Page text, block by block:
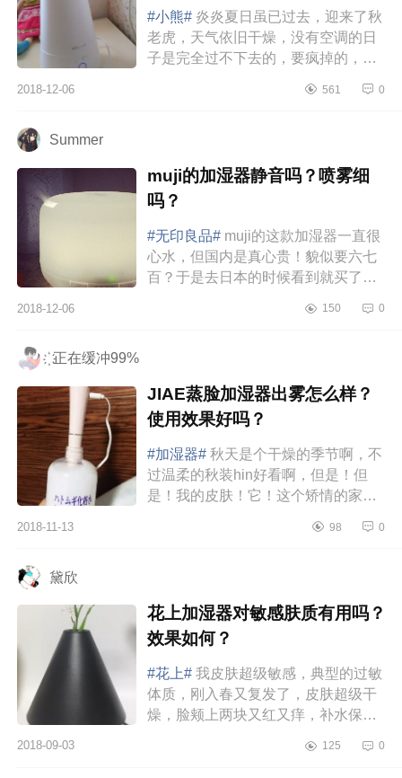
#小熊# 炎炎夏日虽已过去，迎来了秋
老虎，天气依旧干燥，没有空调的日
子是完全过不下去的，要疯掉的，唯
太干燥了，要么嗓子疼，要么鼻...
2018-12-06 561 0
Summer
muji的加湿器静音吗？喷雾细
吗？
#无印良品# muji的这款加湿器一直很
心水，但国内是真心贵！貌似要六七
百？于是去日本的时候看到就买了，
间）。使用这款东东还需要配几款
2018-12-06 150 0
҉ 正在缓冲99%
JIAE蒸脸加湿器出雾怎么样？
使用效果好吗？
#加湿器# 秋天是个干燥的季节啊，不
过温柔的秋装hin好看啊，但是！但
是！我的皮肤！它！这个矫情的家
stupid！那么你咋办呢，毕竟是自己
2018-11-13 98 0
黛欣
花上加湿器对敏感肤质有用吗？
效果如何？
#花上# 我皮肤超级敏感，典型的过敏
体质，刚入春又复发了，皮肤超级干
燥，脸颊上两块又红又痒，补水保湿
强烈安利一款我最近在用的好物...
2018-09-03 125 0